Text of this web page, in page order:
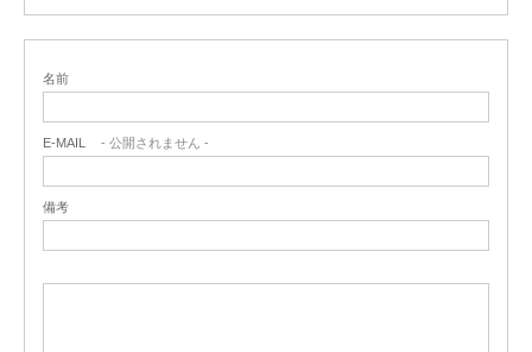
名前
E-MAIL - 公開されません -
備考